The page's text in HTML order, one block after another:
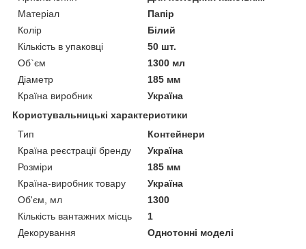
Матеріал
Папір
Колір
Білий
Кількість в упаковці
50 шт.
Об`єм
1300 мл
Діаметр
185 мм
Країна виробник
Україна
Користувальницькі характеристики
Тип
Контейнери
Країна реєстрації бренду
Україна
Розміри
185 мм
Країна-виробник товару
Україна
Об'єм, мл
1300
Кількість вантажних місць
1
Декорування
Однотонні моделі